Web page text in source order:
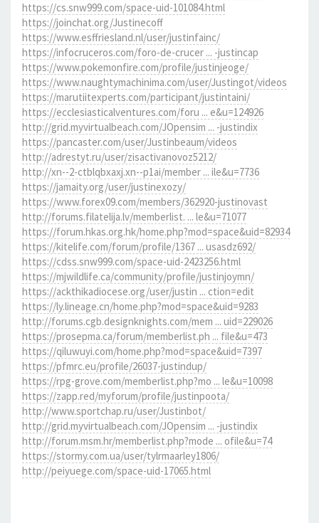
https://cs.snw999.com/space-uid-101084.html
https://joinchat.org/Justinecoff
https://www.esffriesland.nl/user/justinfainc/
https://infocruceros.com/foro-de-crucer ... -justincap
https://www.pokemonfire.com/profile/justinjeoge/
https://www.naughtymachinima.com/user/Justingot/videos
https://marutiitexperts.com/participant/justintaini/
https://ecclesiasticalventures.com/foru ... e&u=124926
http://grid.myvirtualbeach.com/JOpensim ... -justindix
https://pancaster.com/user/Justinbeaum/videos
http://adrestyt.ru/user/zisactivanovoz5212/
http://xn--2-ctblqbxaxj.xn--p1ai/member ... ile&u=7736
https://jamaity.org/user/justinexozy/
https://www.forex09.com/members/362920-justinovast
http://forums.filatelija.lv/memberlist. ... le&u=71077
https://forum.hkas.org.hk/home.php?mod=space&uid=82934
https://kitelife.com/forum/profile/1367 ... usasdz692/
https://cdss.snw999.com/space-uid-2423256.html
https://mjwildlife.ca/community/profile/justinjoymn/
https://ackthikadiocese.org/user/justin ... ction=edit
https://ly.lineage.cn/home.php?mod=space&uid=9283
http://forums.cgb.designknights.com/mem ... uid=229026
https://prosepma.ca/forum/memberlist.ph ... file&u=473
https://qiluwuyi.com/home.php?mod=space&uid=7397
https://pfmrc.eu/profile/26037-justindup/
https://rpg-grove.com/memberlist.php?mo ... le&u=10098
https://zapp.red/myforum/profile/justinpoota/
http://www.sportchap.ru/user/Justinbot/
http://grid.myvirtualbeach.com/JOpensim ... -justindix
http://forum.msm.hr/memberlist.php?mode ... ofile&u=74
https://stormy.com.ua/user/tylrmaarley1806/
http://peiyuege.com/space-uid-17065.html